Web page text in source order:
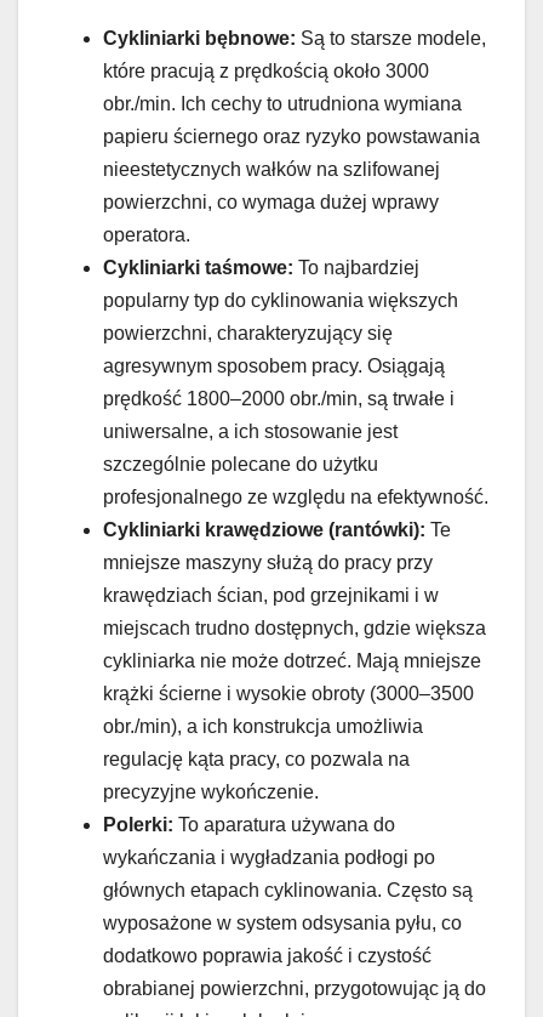
Cykliniarki bębnowe: Są to starsze modele,
które pracują z prędkością około 3000
obr./min. Ich cechy to utrudniona wymiana
papieru ściernego oraz ryzyko powstawania
nieestetycznych wałków na szlifowanej
powierzchni, co wymaga dużej wprawy
operatora.
Cykliniarki taśmowe: To najbardziej
popularny typ do cyklinowania większych
powierzchni, charakteryzujący się
agresywnym sposobem pracy. Osiągają
prędkość 1800–2000 obr./min, są trwałe i
uniwersalne, a ich stosowanie jest
szczególnie polecane do użytku
profesjonalnego ze względu na efektywność.
Cykliniarki krawędziowe (rantówki): Te
mniejsze maszyny służą do pracy przy
krawędziach ścian, pod grzejnikami i w
miejscach trudno dostępnych, gdzie większa
cykliniarka nie może dotrzeć. Mają mniejsze
krążki ścierne i wysokie obroty (3000–3500
obr./min), a ich konstrukcja umożliwia
regulację kąta pracy, co pozwala na
precyzyjne wykończenie.
Polerki: To aparatura używana do
wykańczania i wygładzania podłogi po
głównych etapach cyklinowania. Często są
wyposażone w system odsysania pyłu, co
dodatkowo poprawia jakość i czystość
obrabianej powierzchni, przygotowując ją do